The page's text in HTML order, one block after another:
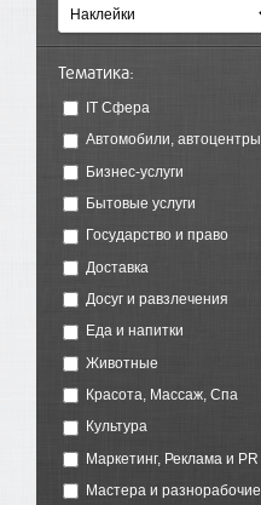
Тематика:
IT Сфера
Автомобили, автоцентры
Бизнес-услуги
Бытовые услуги
Государство и право
Доставка
Досуг и равзлечения
Еда и напитки
Животные
Красота, Массаж, Спа
Культура
Маркетинг, Реклама и PR
Мастера и разнорабочие